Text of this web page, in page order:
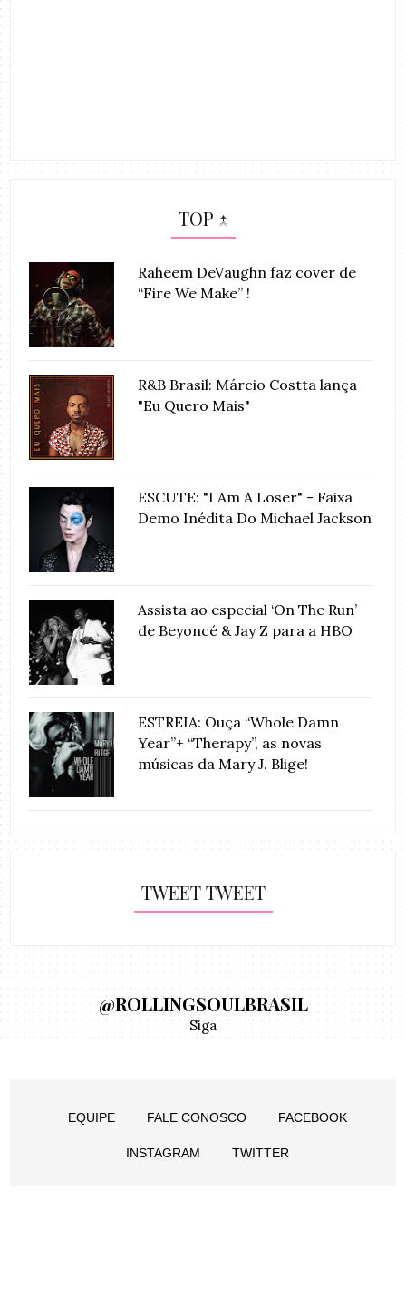
TOP ↑
Raheem DeVaughn faz cover de
“Fire We Make” !
R&B Brasil: Márcio Costta lança
"Eu Quero Mais"
ESCUTE: "I Am A Loser" - Faixa
Demo Inédita Do Michael Jackson
Assista ao especial ‘On The Run’
de Beyoncé & Jay Z para a HBO
ESTREIA: Ouça “Whole Damn
Year”+ “Therapy”, as novas
músicas da Mary J. Blige!
TWEET TWEET
@ROLLINGSOULBRASIL
Siga
EQUIPE FALE CONOSCO FACEBOOK
INSTAGRAM TWITTER